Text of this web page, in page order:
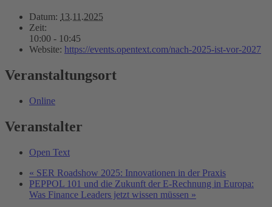
Datum: 13.11.2025
Zeit:
10:00 - 10:45
Website: https://events.opentext.com/nach-2025-ist-vor-2027
Veranstaltungsort
Online
Veranstalter
Open Text
« SER Roadshow 2025: Innovationen in der Praxis
PEPPOL 101 und die Zukunft der E-Rechnung in Europa:
Was Finance Leaders jetzt wissen müssen »